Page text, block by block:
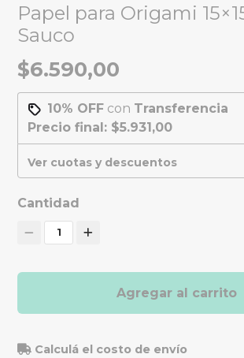
Papel para Origami
Sauco
$6.590,00
10% OFF con Transferencia
Precio final: $5.931,00
Ver cuotas y descuentos
Cantidad
1
Agregar al carrito
Calculá el costo de envío